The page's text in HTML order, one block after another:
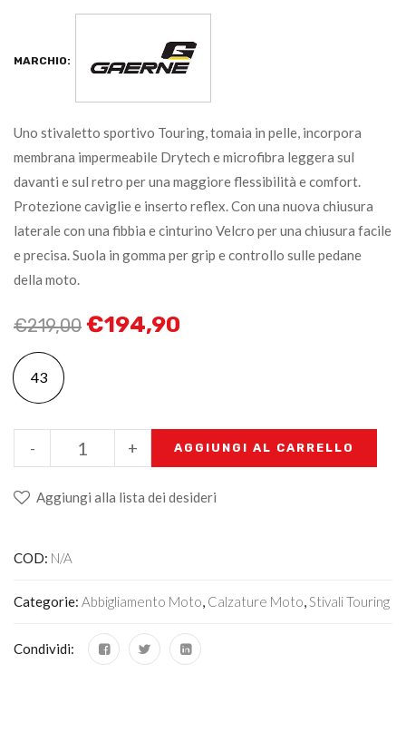
MARCHIO:
Uno stivaletto sportivo Touring, tomaia in pelle, incorpora
membrana impermeabile Drytech e microfibra leggera sul
davanti e sul retro per una maggiore flessibilità e comfort.
Protezione caviglie e inserto reflex. Con una nuova chiusura
laterale con una fibbia e cinturino Velcro per una chiusura facile
e precisa. Suola in gomma per grip e controllo sulle pedane
della moto.
€219,00 €194,90
43
+
- AGGIUNGI AL CARRELLO
Aggiungi alla lista dei desideri
COD: N/A
Categorie: Abbigliamento Moto, Calzature Moto,Stivali Touring
Condividi: